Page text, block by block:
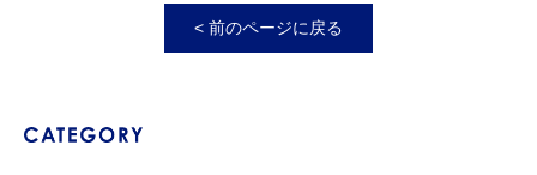
< 前のページに戻る